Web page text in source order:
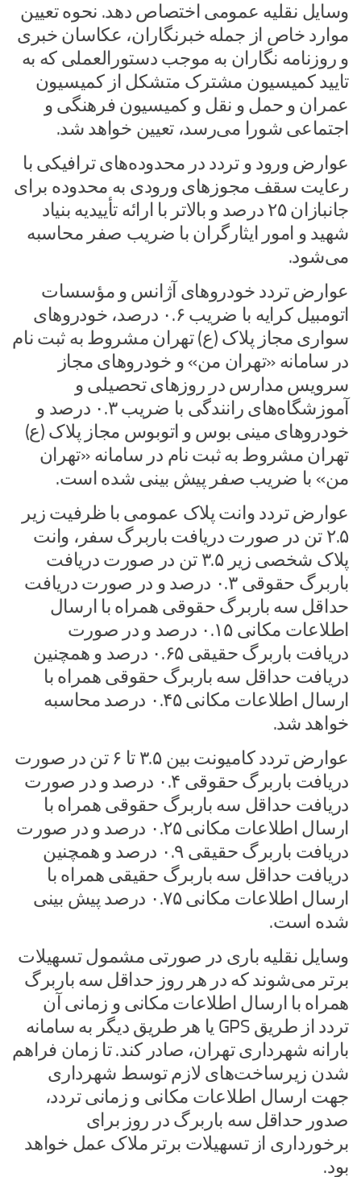
وسایل نقلیه عمومی اختصاص دهد. نحوه تعیین
موارد خاص از جمله خبرنگاران، عکاسان خبری
و روزنامه نگاران به موجب دستورالعملی که به
تایید کمیسیون مشترک متشکل از کمیسیون
عمران و حمل و نقل و کمیسیون فرهنگی و
اجتماعی شورا می‌رسد، تعیین خواهد شد.
عوارض ورود و تردد در محدوده‌های ترافیکی با
رعایت سقف مجوز‌های ورودی به محدوده برای
جانبازان ۲۵ درصد و بالاتر با ارائه تأییدیه بنیاد
شهید و امور ایثارگران با ضریب صفر محاسبه
می‌شود.
عوارض تردد خودرو‌های آژانس و مؤسسات
اتومبیل کرایه با ضریب ۰.۶ درصد، خودرو‌های
سواری مجاز پلاک (ع) تهران مشروط به ثبت نام
در سامانه «تهران من» و خودرو‌های مجاز
سرویس مدارس در روز‌های تحصیلی و
آموزشگاه‌های رانندگی با ضریب ۰.۳ درصد و
خودرو‌های مینی بوس و اتوبوس مجاز پلاک (ع)
تهران مشروط به ثبت نام در سامانه «تهران
من» با ضریب صفر پیش بینی شده است.
عوارض تردد وانت پلاک عمومی با ظرفیت زیر
۲.۵ تن در صورت دریافت باربرگ سفر، وانت
پلاک شخصی زیر ۳.۵ تن در صورت دریافت
باربرگ حقوقی ۰.۳ درصد و در صورت دریافت
حداقل سه باربرگ حقوقی همراه با ارسال
اطلاعات مکانی ۰.۱۵ درصد و در صورت
دریافت باربرگ حقیقی ۰.۶۵ درصد و همچنین
دریافت حداقل سه باربرگ حقوقی همراه با
ارسال اطلاعات مکانی ۰.۴۵ درصد محاسبه
خواهد شد.
عوارض تردد کامیونت بین ۳.۵ تا ۶ تن در صورت
دریافت باربرگ حقوقی ۰.۴ درصد و در صورت
دریافت حداقل سه باربرگ حقوقی همراه با
ارسال اطلاعات مکانی ۰.۲۵ درصد و در صورت
دریافت باربرگ حقیقی ۰.۹ درصد و همچنین
دریافت حداقل سه باربرگ حقیقی همراه با
ارسال اطلاعات مکانی ۰.۷۵ درصد پیش بینی
شده است.
وسایل نقلیه باری در صورتی مشمول تسهیلات
برتر می‌شوند که در هر روز حداقل سه باربرگ
همراه با ارسال اطلاعات مکانی و زمانی آن
تردد از طریق GPS یا هر طریق دیگر به سامانه
بارانه شهرداری تهران، صادر کند. تا زمان فراهم
شدن زیرساخت‌های لازم توسط شهرداری
جهت ارسال اطلاعات مکانی و زمانی تردد،
صدور حداقل سه باربرگ در روز برای
برخورداری از تسهیلات برتر ملاک عمل خواهد
بود.